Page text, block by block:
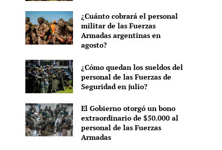
¿Cuánto cobrará el personal
militar de las Fuerzas
Armadas argentinas en
agosto?
¿Cómo quedan los sueldos del
personal de las Fuerzas de
Seguridad en julio?
El Gobierno otorgó un bono
extraordinario de $50.000 al
personal de las Fuerzas
Armadas